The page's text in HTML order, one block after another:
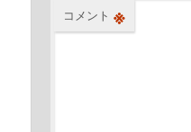
コメント ※